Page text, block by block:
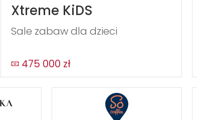
Xtreme KiDS
Sale zabaw dla dzieci
475 000 zł